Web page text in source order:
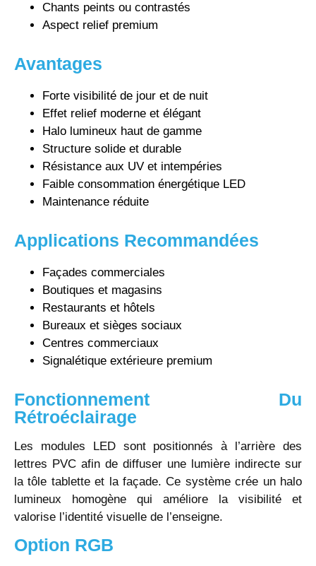
Chants peints ou contrastés
Aspect relief premium
Avantages
Forte visibilité de jour et de nuit
Effet relief moderne et élégant
Halo lumineux haut de gamme
Structure solide et durable
Résistance aux UV et intempéries
Faible consommation énergétique LED
Maintenance réduite
Applications Recommandées
Façades commerciales
Boutiques et magasins
Restaurants et hôtels
Bureaux et sièges sociaux
Centres commerciaux
Signalétique extérieure premium
Fonctionnement Du
Rétroéclairage
Les modules LED sont positionnés à l’arrière des
lettres PVC afin de diffuser une lumière indirecte sur
la tôle tablette et la façade. Ce système crée un halo
lumineux homogène qui améliore la visibilité et
valorise l’identité visuelle de l’enseigne.
Option RGB